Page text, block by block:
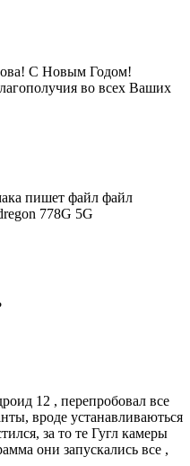
С Новым Годом!
во всех Ваших
пишет файл файл
778G 5G
12 , перепробовал все
вроде устанавливаються
за то те Гугл камеры
они запускались все ,